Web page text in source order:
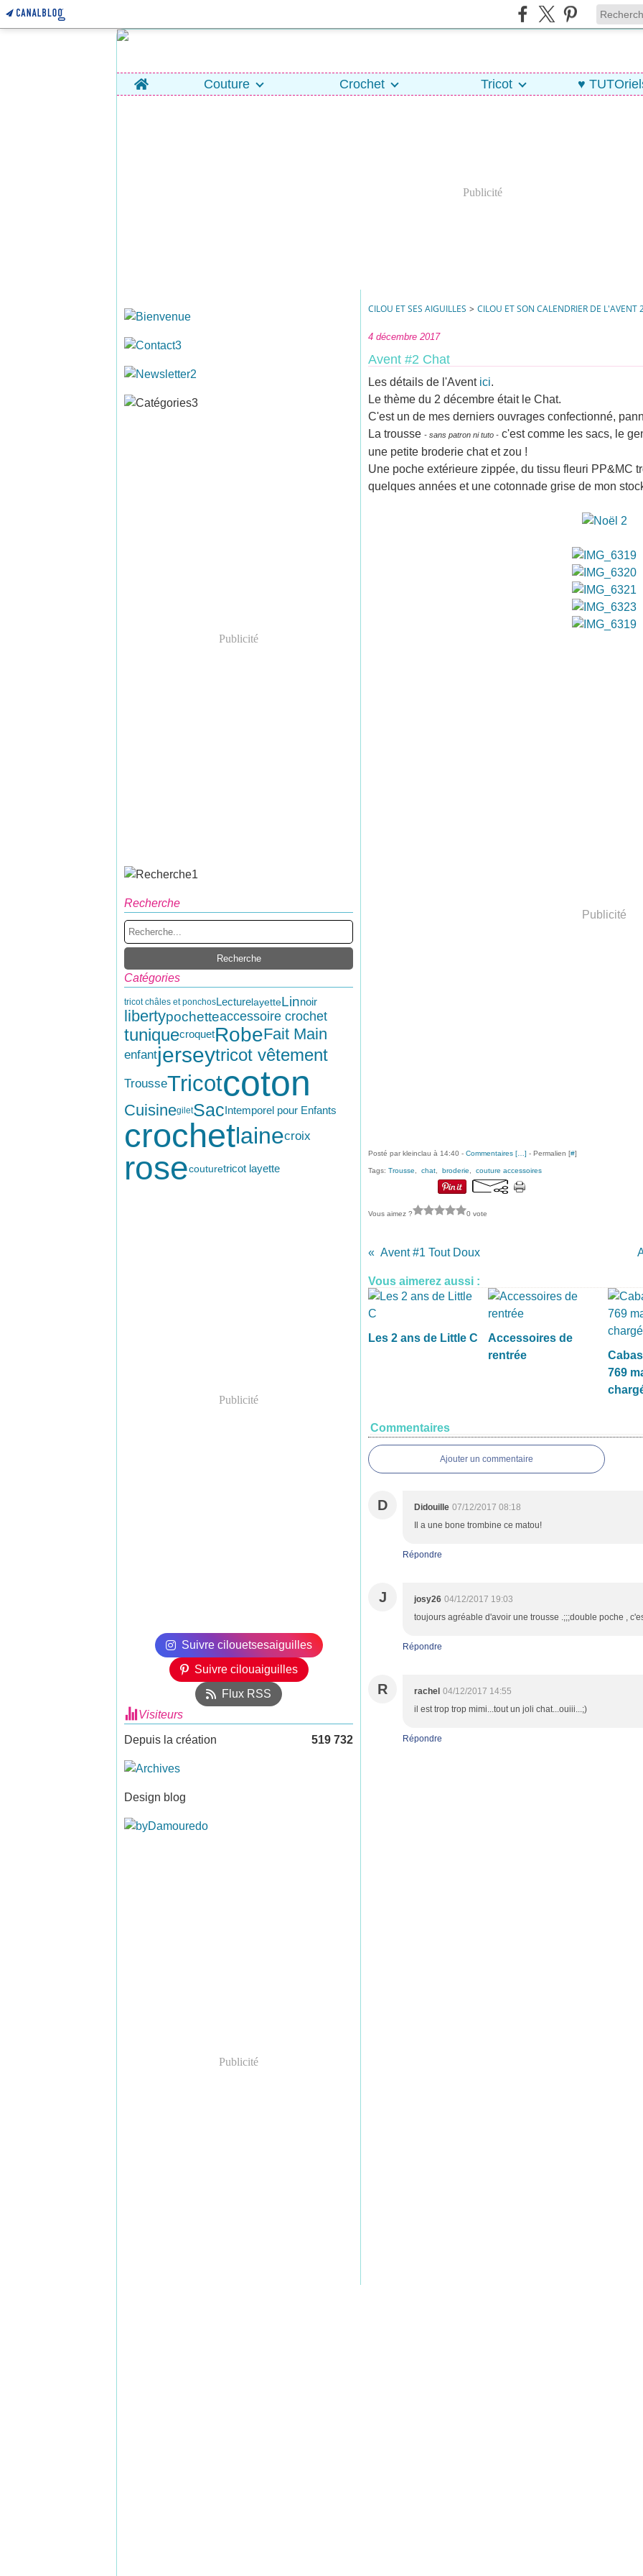
Home Couture Crochet Tricot ♥
Publicité
Publicité
Recherche
Catégories
tricot châles et ponchosLecturelayetteLinnoir
libertypochetteaccessoire crochet
tuniquecroquetRobeFait Main
enfantjerseytricot vêtement
TrousseTricotcoton
CuisinegiletSacIntemporel pour Enfants
crochetlainecroix
rosecouturetricot layette
Publicité
Suivre cilouetsesaiguilles
Suivre cilouaiguilles
Flux RSS
Visiteurs
Depuis la création 519 732
Design blog
Publicité
CILOU ET SES AIGUILLES > CILOU ET SON CALENDRIER DE L'AVENT
4 décembre 2017
Avent #2 Chat
Les détails de l'Avent ici.
Le thème du 2 décembre était le Chat.
C'est un de mes derniers ouvrages confectionné,
La trousse - sans patron ni tuto - c'est comme les sacs, le
une petite broderie chat et zou !
Une poche extérieure zippée, du tissu fleuri PP&MC
quelques années et une cotonnade grise de mon
Publicité
Posté par kleinclau à 14:40 - Commentaires [ ] - Permalien [#]
Tags: Trousse chat broderie couture accessoires
Vous aimez ? 0 vote
Avent #1 Tout Doux
Vous aimerez aussi :
Les 2 ans de Little C
Accessoires de
rentrée
769
Commentaires
Ajouter un commentaire
D Didouille 07/12/2017 08:18
Il a une bone trombine ce matou!
Répondre
J josy26 04/12/2017 19:03
toujours agréable d'avoir une trousse .;;;double poche ,
Répondre
R rachel 04/12/2017 14:55
il est trop trop mimi...tout un joli chat...ouiii...;)
Répondre